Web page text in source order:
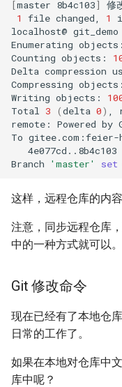
[master 8b4c103]
1
file changed, 1
localhost@ git_demo
Enumerating objects:
Counting objects:
Delta compression
Compressing objects:
Writing objects:
Total 3 (delta 0) ,
remote:
Powered by
To
4e077cd..8b4c103
Branch
'master' set
这样，远程仓库的内
注意，同步远程仓库
中的一种方式就可以。
Git 修改命令
现在已经有了本地仓
日常的工作了。
如果在本地对仓库中
库中呢？